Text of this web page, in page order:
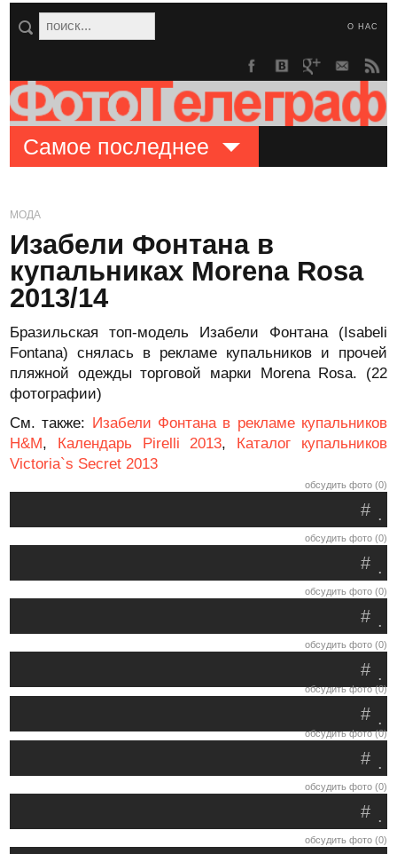
О НАС
Самое последнее
МОДА
Изабели Фонтана в
купальниках Morena Rosa
2013/14
Бразильская топ-модель Изабели Фонтана (Isabeli
Fontana) снялась в рекламе купальников и прочей
пляжной одежды торговой марки Morena Rosa. (22
фотографии)
См. также: Изабели Фонтана в рекламе купальников
H&M, Календарь Pirelli 2013, Каталог купальников
Victoria`s Secret 2013
обсудить фото (0)
.
#
обсудить фото (0)
.
#
обсудить фото (0)
.
#
обсудить фото (0)
.
#
обсудить фото (0)
.
#
обсудить фото (0)
.
#
обсудить фото (0)
.
#
обсудить фото (0)